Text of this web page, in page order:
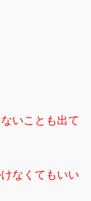
いことも出て
なくてもいい